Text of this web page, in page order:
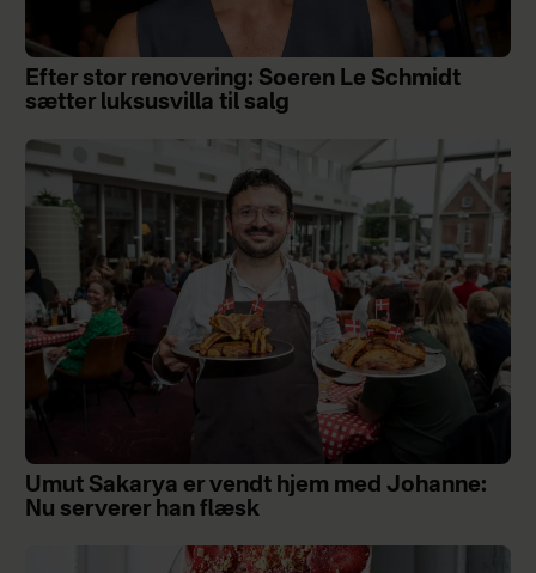
Efter stor renovering: Soeren Le Schmidt
sætter luksusvilla til salg
Umut Sakarya er vendt hjem med Johanne:
Nu serverer han flæsk